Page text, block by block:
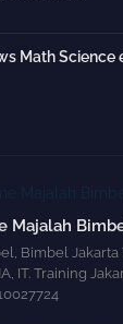
Math Science
Majalah
Bimbel Jakarta
IT. Training